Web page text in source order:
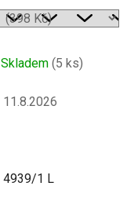
Skladem (5 ks)
11.8.2026
4939/1 L